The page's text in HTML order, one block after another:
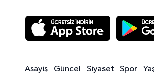
Asayiş Güncel Siyaset Spor